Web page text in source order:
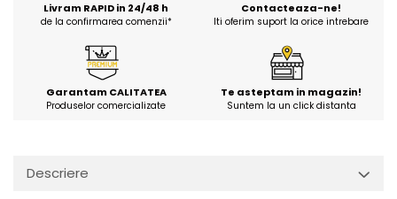
Livram RAPID in 24/48 h
de la confirmarea comenzii*
Contacteaza-ne!
Iti oferim suport la orice intrebare
Garantam CALITATEA
Produselor comercializate
Te asteptam in magazin!
Suntem la un click distanta
Descriere